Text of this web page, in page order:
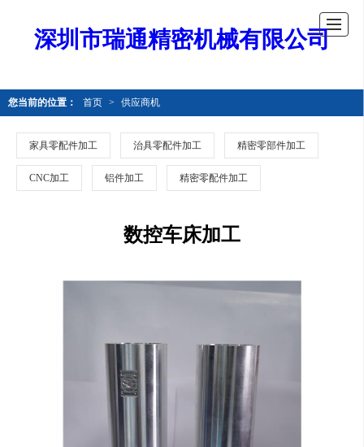
深圳市瑞通精密机械有限公司
您当前的位置： 首页 > 供应商机
家具零配件加工 治具零配件加工 精密零部件加工
CNC加工 铝件加工 精密零配件加工
数控车床加工